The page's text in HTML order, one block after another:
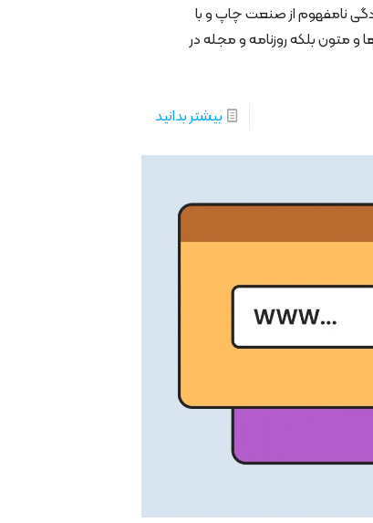
نامفهوم از صنعت چاپ و با
و متون بلکه روزنامه و مجله در
بیشتر بدانید